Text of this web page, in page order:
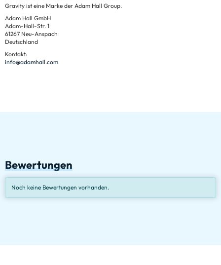
Gravity ist eine Marke der Adam Hall Group.
Adam Hall GmbH
Adam-Hall-Str. 1
61267 Neu-Anspach
Deutschland
Kontakt:
info@adamhall.com
Bewertungen
Noch keine Bewertungen vorhanden.